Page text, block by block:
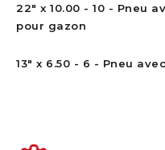
22" x 10.00 - 10 - Pneu
pour gazon
13" x 6.50 - 6 - Pneu